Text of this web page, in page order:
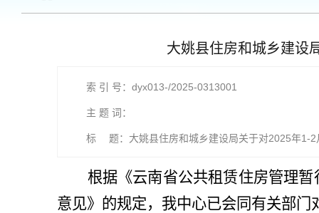
大姚县住房和城乡建设
索 引 号：dyx013-/2025-0313001
主 题 词：
标 题：大姚县住房和城乡建设局关于对2025年1-2
根据《云南省公共租赁住房管理
意见》的规定，我中心已会同有关部门